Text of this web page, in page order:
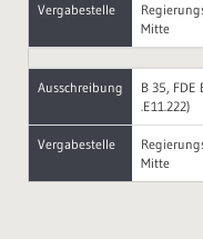
Vergabestelle
Mitte
Ausschreibung
B 35,
.E11.222)
Vergabestelle
Mitte